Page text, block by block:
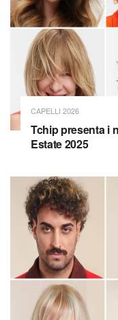
CAPELLI 2026
Tchip presenta i
Estate 2025